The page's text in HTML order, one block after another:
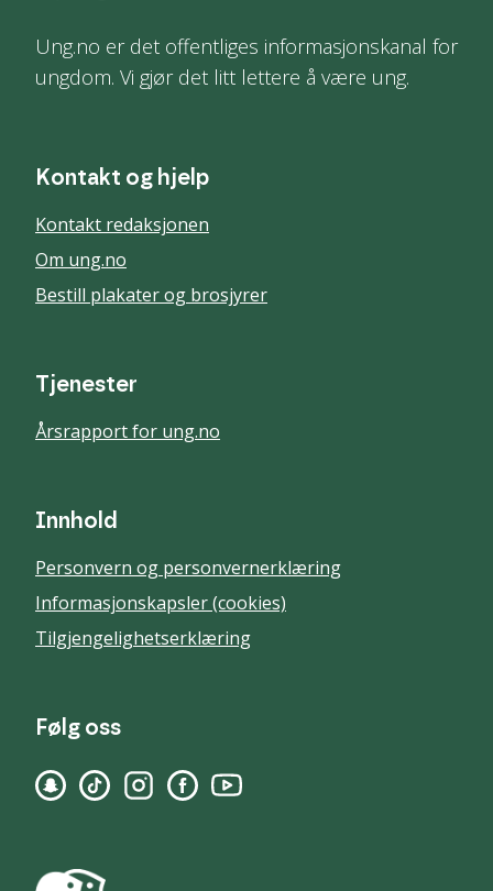
Ung.no er det offentliges informasjonskanal for
ungdom. Vi gjør det litt lettere å være ung.
Kontakt og hjelp
Kontakt redaksjonen
Om ung.no
Bestill plakater og brosjyrer
Tjenester
Årsrapport for ung.no
Innhold
Personvern og personvernerklæring
Informasjonskapsler (cookies)
Tilgjengelighetserklæring
Følg oss